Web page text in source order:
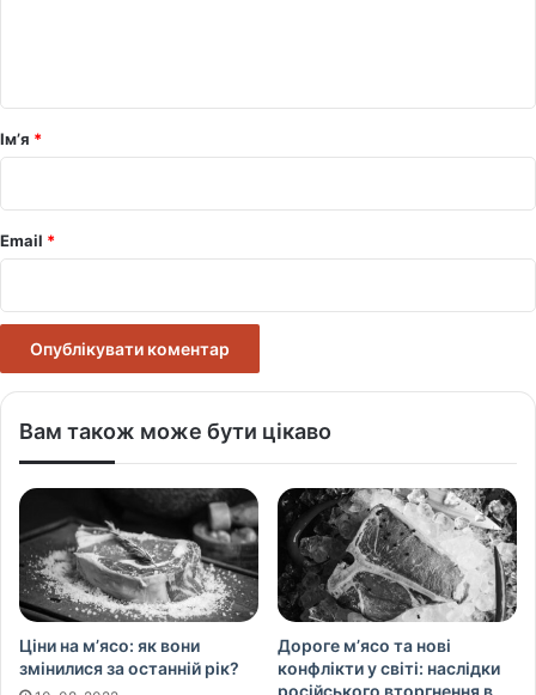
р
*
Ім’я *
Email *
Вам також може бути цікаво
Ціни на м’ясо: як вони
змінилися за останній рік?
Дороге м’ясо та нові
конфлікти у світі: наслідки